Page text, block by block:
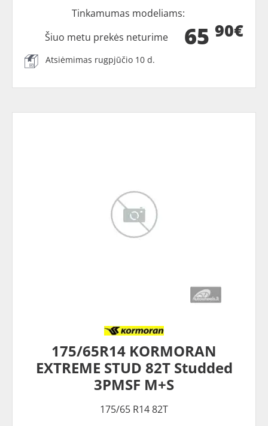
Tinkamumas modeliams:
65 90€
Šiuo metu prekės neturime
Atsiėmimas rugpjūčio 10 d.
175/65R14 KORMORAN
EXTREME STUD 82T Studded
3PMSF M+S
175/65 R14 82T